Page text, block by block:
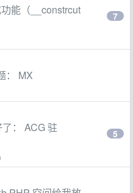
能（__constrcut
7
： MX
： ACG 驻
5